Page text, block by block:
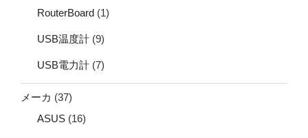
RouterBoard (1)
USB温度計 (9)
USB電力計 (7)
メーカ (37)
ASUS (16)